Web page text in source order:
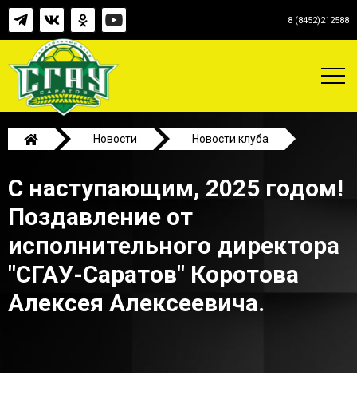
8 (8452)212588
Новости
Новости клуба
исполнительного директора "СГАУ-Саратов"
С наступающим, 2025 годом!
Поздавление от
исполнительного директора
"СГАУ-Саратов" Коротова
Алексея Алексеевича.